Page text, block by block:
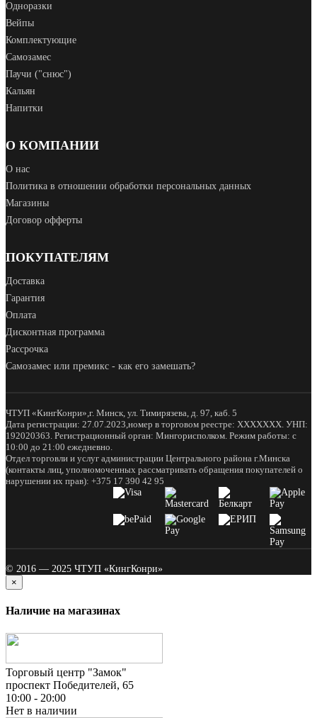
Одноразки
Вейпы
Комплектующие
Самозамес
Паучи ("снюс")
Кальян
Напитки
О КОМПАНИИ
О нас
Политика в отношении обработки персональных данных
Магазины
Договор офферты
ПОКУПАТЕЛЯМ
Доставка
Гарантия
Оплата
Дисконтная программа
Рассрочка
Самозамес или премикс - как его замешать?
ЧТУП «КингКонри»,г. Минск, ул. Тимирязева, д. 97, каб. 5
Дата регистрации: 27.07.2023,номер в торговом реестре: XXXXXXX. УНП:
192020363. Регистрационный орган: Мингорисполком. Режим работы: с
10:00 до 21:00 ежедневно.
Отдел торговли и услуг администрации Центрального района г.Минска
(контакты лиц, уполномоченных рассматривать обращения покупателей о
нарушении их прав): +375 17 390 42 95
© 2016 — 2025 ЧТУП «КингКонри»
×
Наличие на магазинах
Торговый центр "Замок"
проспект Победителей, 65
10:00 - 20:00
Нет в наличии